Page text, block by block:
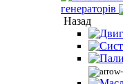
генераторів
Назад